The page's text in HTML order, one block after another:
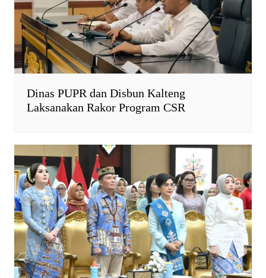
Dinas PUPR dan Disbun Kalteng
Laksanakan Rakor Program CSR